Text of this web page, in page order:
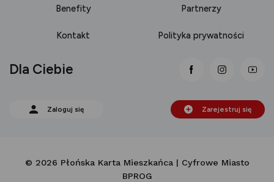
Benefity Partnerzy
Kontakt Polityka prywatności
link otwiera się
link
Dla Ciebie
Zaloguj się Zarejestruj się
© 2026 Płońska Karta Mieszkańca | Cyfrowe Miasto
BPROG